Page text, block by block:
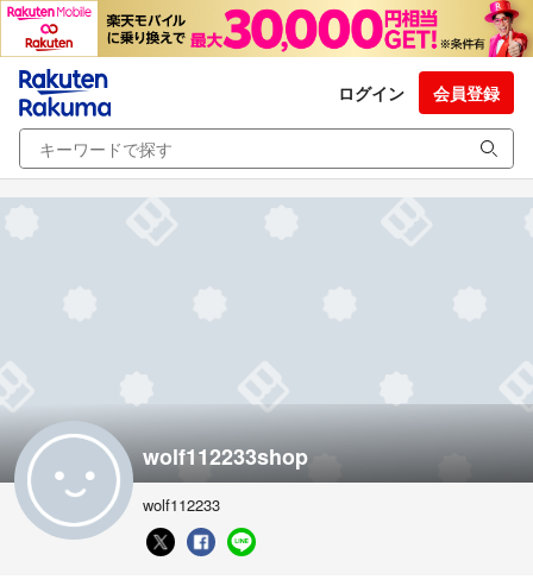
ログイン 会員登録
wolf112233shop
wolf112233